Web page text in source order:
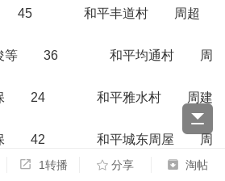
45 和平丰道村 周超
俊等 36 和平均通村 周
保 24 和平雅水村 周建
保 42 和平城东周屋 周
1转播 分享 淘帖